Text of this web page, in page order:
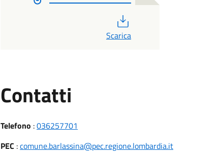
Scarica
Contatti
Telefono :036257701
PEC :comune.barlassina@pec.regione.lombardia.it